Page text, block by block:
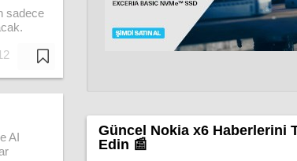
sadece
AI
Güncel Nokia x6 Haberlerini
Edin 📰